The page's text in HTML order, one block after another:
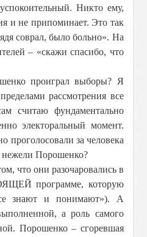
Никто ему,
и не припоминает. Это так
соврал, было больно». На
– «скажи спасибо, что
проиграл выборы? Я
рассмотрения все
считаю фундаментально
электоральный момент.
за человека
нежели Порошенко?
что они разочаровались в
программе, которую
знают и понимают»). А
а роль самого
Порошенко – сгоревшая